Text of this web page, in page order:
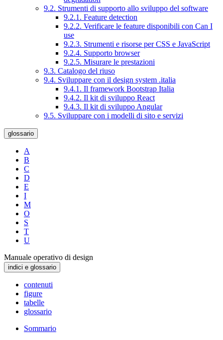
9.2. Strumenti di supporto allo sviluppo del software
9.2.1. Feature detection
9.2.2. Verificare le feature disponibili con Can I
use
9.2.3. Strumenti e risorse per CSS e JavaScript
9.2.4. Supporto browser
9.2.5. Misurare le prestazioni
9.3. Catalogo del riuso
9.4. Sviluppare con il design system .italia
9.4.1. Il framework Bootstrap Italia
9.4.2. Il kit di sviluppo React
9.4.3. Il kit di sviluppo Angular
9.5. Sviluppare con i modelli di sito e servizi
glossario
A
B
C
D
E
I
M
O
S
T
U
Manuale operativo di design
indici e glossario
contenuti
figure
tabelle
glossario
Sommario